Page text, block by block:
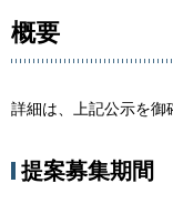
概要
詳細は、上記公示を御
提案募集期間